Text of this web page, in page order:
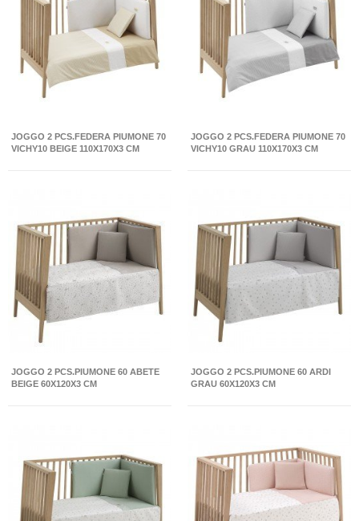
JOGGO 2 PCS.FEDERA PIUMONE 70
VICHY10 BEIGE 110X170X3 CM
JOGGO 2 PCS.FEDERA PIUMONE 70
VICHY10 GRAU 110X170X3 CM
JOGGO 2 PCS.PIUMONE 60 ABETE
BEIGE 60X120X3 CM
JOGGO 2 PCS.PIUMONE 60 ARDI
GRAU 60X120X3 CM